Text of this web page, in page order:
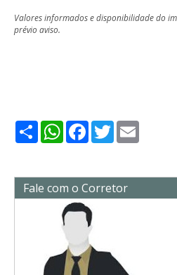
Valores informados e disponibilidade do
prévio aviso.
ShareWhatsApp
Facebook
Twitter
Fale com o Corretor